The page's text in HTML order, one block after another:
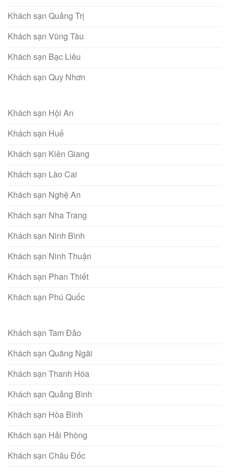
Khách sạn Quảng Trị
Khách sạn Vũng Tàu
Khách sạn Bạc Liêu
Khách sạn Quy Nhơn
Khách sạn Hội An
Khách sạn Huế
Khách sạn Kiên Giang
Khách sạn Lào Cai
Khách sạn Nghệ An
Khách sạn Nha Trang
Khách sạn Ninh Bình
Khách sạn Ninh Thuận
Khách sạn Phan Thiết
Khách sạn Phú Quốc
Khách sạn Tam Đảo
Khách sạn Quãng Ngãi
Khách sạn Thanh Hóa
Khách sạn Quảng Bình
Khách sạn Hòa Bình
Khách sạn Hải Phòng
Khách sạn Châu Đốc